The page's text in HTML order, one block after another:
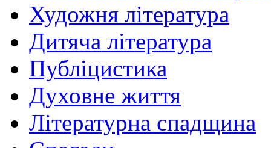
Художня література
Дитяча література
Публіцистика
Духовне життя
Літературна спадщина